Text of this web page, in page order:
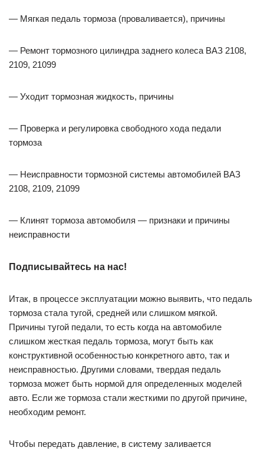
— Мягкая педаль тормоза (проваливается), причины
— Ремонт тормозного цилиндра заднего колеса ВАЗ 2108,
2109, 21099
— Уходит тормозная жидкость, причины
— Проверка и регулировка свободного хода педали
тормоза
— Неисправности тормозной системы автомобилей ВАЗ
2108, 2109, 21099
— Клинят тормоза автомобиля — признаки и причины
неисправности
Подписывайтесь на нас!
Итак, в процессе эксплуатации можно выявить, что педаль
тормоза стала тугой, средней или слишком мягкой.
Причины тугой педали, то есть когда на автомобиле
слишком жесткая педаль тормоза, могут быть как
конструктивной особенностью конкретного авто, так и
неисправностью. Другими словами, твердая педаль
тормоза может быть нормой для определенных моделей
авто. Если же тормоза стали жесткими по другой причине,
необходим ремонт.
Чтобы передать давление, в систему заливается